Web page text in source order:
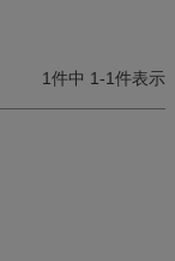
1件中 1-1件表示